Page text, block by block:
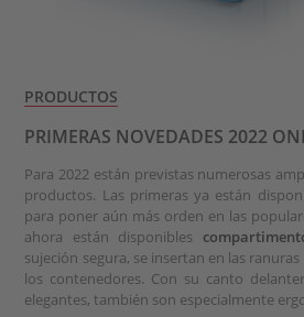
PRODUCTOS
PRIMERAS NOVEDADES 2022
Para 2022 están previstas numerosas
productos. Las primeras ya están
para poner aún más orden en las
ahora están disponibles
sujeción segura, se insertan en las
los contenedores. Con su canto
elegantes, también son especialmente